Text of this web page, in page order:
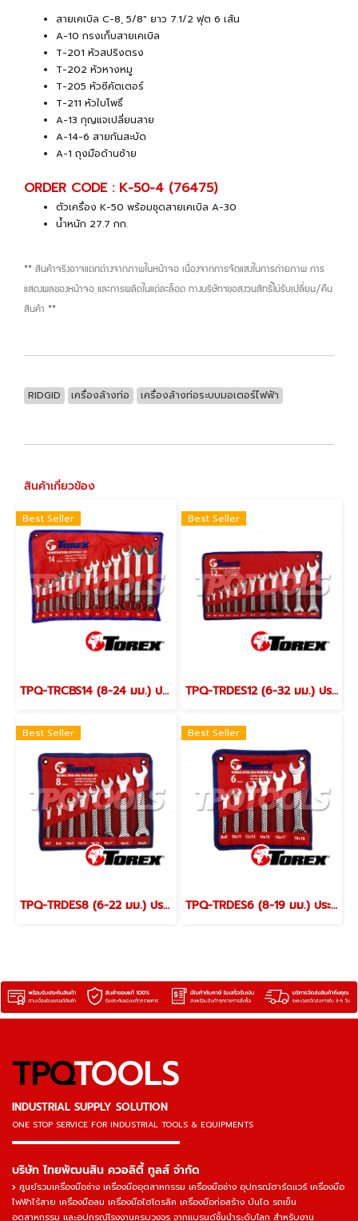
สายเคเบิล C-8, 5/8" ยาว 7.1/2 ฟุต 6 เส้น
A-10 กรงเก็บสายเคเบิล
T-201 หัวสปริงตรง
T-202 หัวหางหมู
T-205 หัวซีคัตเตอร์
T-211 หัวใบโพธิ์
A-13 กุญแจเปลี่ยนสาย
A-14-6 สายกันสะบัด
A-1 ถุงมือด้านซ้าย
ORDER CODE : K-50-4 (76475)
ตัวเครื่อง K-50 พร้อมชุดสายเคเบิล A-30
น้ำหนัก 27.7 กก.
** สินค้าจริงอาจแตกต่างจากภาพในหน้าจอ เนื่องจากการจัดแสงในการถ่ายภาพ การ
แสดงผลของหน้าจอ และการผลิตในแต่ละล็อต ทางบริษัทฯขอสงวนสิทธิ์ไม่รับเปลี่ยน/คืน
สินค้า **
RIDGID เครื่องล้างท่อ เครื่องล้างท่อระบบมอเตอร์ไฟฟ้า
สินค้าเกี่ยวข้อง
Best Seller
TPQ-TRCBS14 (8-24 มม.) ประแจแหวนข้างปากตายชุด 14 ตัว TOREX
Best Seller
TPQ-TRDES12 (6-32 มม.) ประแจปากตายชุด 12 ตัว TOREX
Best Seller
TPQ-TRDES8 (6-22 มม.) ประแจปากตายชุด 8 ตัว TOREX
Best Seller
TPQ-TRDES6 (8-19 มม.) ประแจปากตายชุด 6 ตัว TOREX
TPQTOOLS
INDUSTRIAL SUPPLY SOLUTION
ONE STOP SERVICE FOR INDUSTRIAL TOOLS & EQUIPMENTS
▬▬▬▬▬▬▬▬▬▬▬▬▬▬▬
บริษัท ไทยพัฒนสิน ควอลิตี้ ทูลส์ จำกัด
ศูนย์รวมเครื่องมือช่าง เครื่องมืออุตสาหกรรม เครื่องมือช่าง อุปกรณ์ฮาร์ดแวร์ เครื่องมือ
ไฟฟ้าไร้สาย เครื่องมือลม เครื่องมือไฮโดรลิค เครื่องมือก่อสร้าง บันได รถเข็น
อุตสาหกรรม และอุปกรณ์โรงงานครบวงจร จากแบรนด์ชั้นนำระดับโลก สำหรับงาน